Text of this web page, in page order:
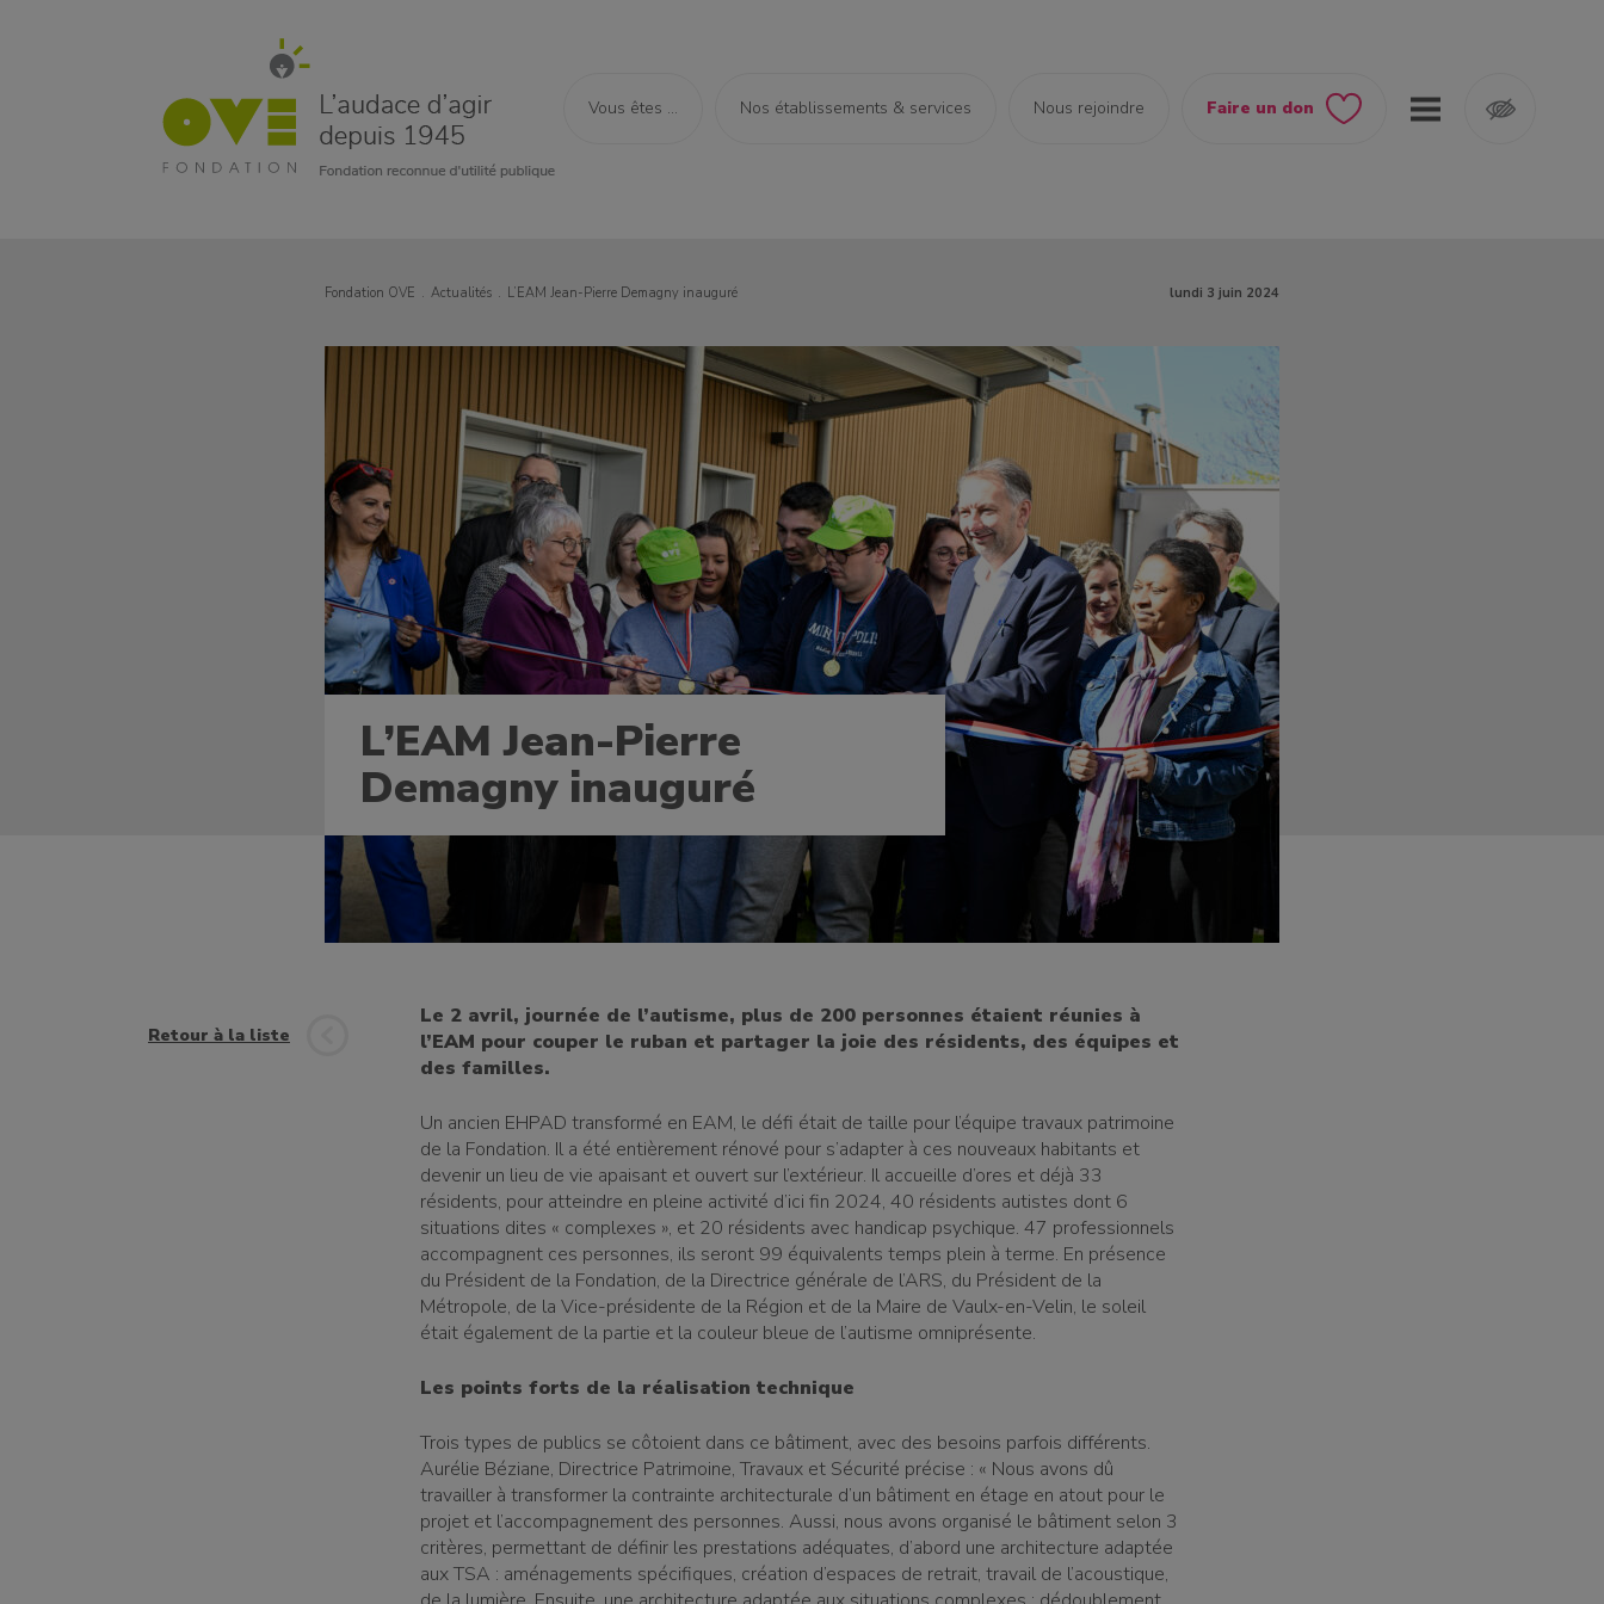
Vous êtes ... Nos établissements & services Nous rejoindre Faire un don
Fondation OVE Actualités L’EAM Jean-Pierre Demagny inauguré lundi 3 juin 2024
L’EAM Jean-Pierre
Demagny inauguré
Retour à la liste
Le 2 avril, journée de l’autisme, plus de 200 personnes étaient réunies à
l’EAM pour couper le ruban et partager la joie des résidents, des équipes et
des familles.
Un ancien EHPAD transformé en EAM, le défi était de taille pour l’équipe travaux patrimoine
de la Fondation. Il a été entièrement rénové pour s’adapter à ces nouveaux habitants et
devenir un lieu de vie apaisant et ouvert sur l’extérieur. Il accueille d’ores et déjà 33
résidents, pour atteindre en pleine activité d’ici fin 2024, 40 résidents autistes dont 6
situations dites « complexes », et 20 résidents avec handicap psychique. 47 professionnels
accompagnent ces personnes, ils seront 99 équivalents temps plein à terme. En présence
du Président de la Fondation, de la Directrice générale de l’ARS, du Président de la
Métropole, de la Vice-présidente de la Région et de la Maire de Vaulx-en-Velin, le soleil
était également de la partie et la couleur bleue de l’autisme omniprésente.
Les points forts de la réalisation technique
Trois types de publics se côtoient dans ce bâtiment, avec des besoins parfois différents.
Aurélie Béziane, Directrice Patrimoine, Travaux et Sécurité précise : « Nous avons dû
travailler à transformer la contrainte architecturale d’un bâtiment en étage en atout pour le
projet et l’accompagnement des personnes. Aussi, nous avons organisé le bâtiment selon 3
critères, permettant de définir les prestations adéquates, d’abord une architecture adaptée
aux TSA : aménagements spécifiques, création d’espaces de retrait, travail de l’acoustique,